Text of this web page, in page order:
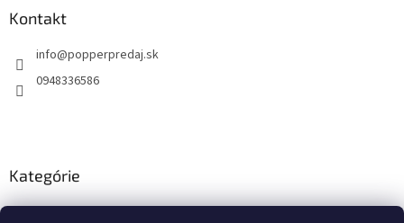
Kontakt
info@popperpredaj.sk
0948336586
Kategórie